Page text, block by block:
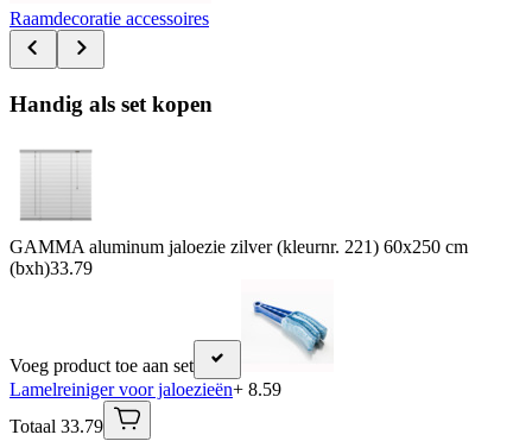
Raamdecoratie accessoires
Handig als set kopen
GAMMA aluminum jaloezie zilver (kleurnr. 221) 60x250 cm
(bxh)33.79
Voeg product toe aan set
Lamelreiniger voor jaloezieën+ 8.59
Totaal 33.79